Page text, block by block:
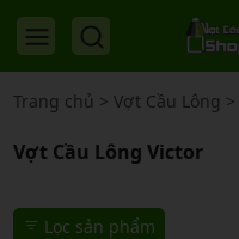
Trang chủ > Vợt Cầu Lông >
Vợt Cầu Lông Victor
Lọc sản phẩm